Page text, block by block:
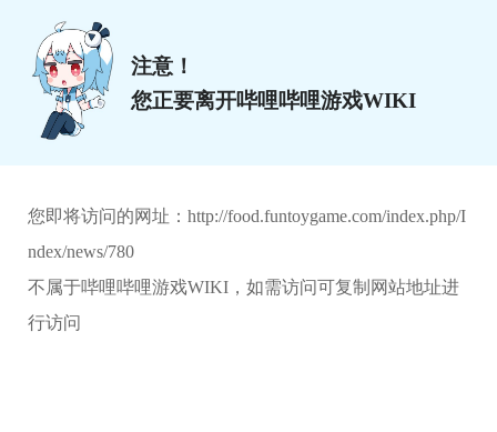
注意！
您正要离开哔哩哔哩游戏WIKI
您即将访问的网址： http://food.funtoygame.com/index.php/I
ndex/news/780
不属于哔哩哔哩游戏WIKI，如需访问可复制网站地址进
行访问